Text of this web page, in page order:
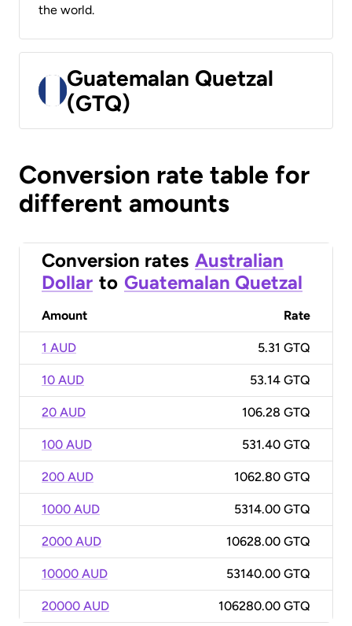
the world.
Guatemalan Quetzal
(GTQ)
Conversion rate table for
different amounts
Conversion rates Australian
Dollar to Guatemalan Quetzal
Amount Rate
1 AUD 5.31 GTQ
10 AUD 53.14 GTQ
20 AUD 106.28 GTQ
100 AUD 531.40 GTQ
200 AUD 1062.80 GTQ
1000 AUD 5314.00 GTQ
2000 AUD 10628.00 GTQ
10000 AUD 53140.00 GTQ
20000 AUD 106280.00 GTQ